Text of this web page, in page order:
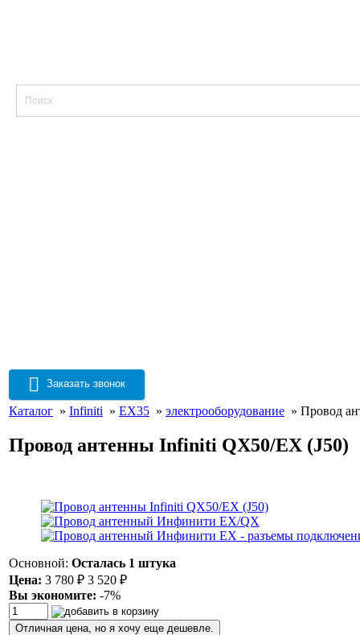
Заказать звонок
Каталог » Infiniti » EX35 » электрооборудование » Провод
Провод антенны Infiniti QX50/EX (J50)
Основной: Осталась 1 штука
Цена: 3 780 ₽ 3 520 ₽
Вы экономите: -7%
Отличная цена, но я хочу еще дешевле.